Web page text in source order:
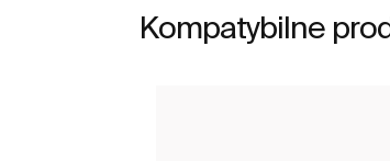
Kompatybilne